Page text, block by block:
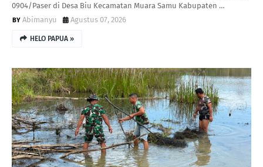
0904/Paser di Desa Biu Kecamatan Muara Samu Kabupaten …
Abimanyu
Agustus 07, 2026
HELO PAPUA »